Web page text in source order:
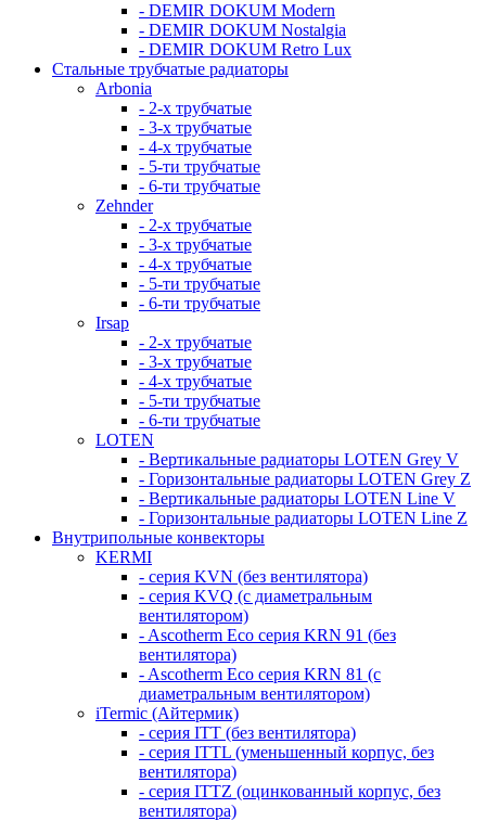
- DEMIR DOKUM Modern
- DEMIR DOKUM Nostalgia
- DEMIR DOKUM Retro Lux
Стальные трубчатые радиаторы
Arbonia
- 2-х трубчатые
- 3-х трубчатые
- 4-х трубчатые
- 5-ти трубчатые
- 6-ти трубчатые
Zehnder
- 2-х трубчатые
- 3-х трубчатые
- 4-х трубчатые
- 5-ти трубчатые
- 6-ти трубчатые
Irsap
- 2-х трубчатые
- 3-х трубчатые
- 4-х трубчатые
- 5-ти трубчатые
- 6-ти трубчатые
LOTEN
- Вертикальные радиаторы LOTEN Grey V
- Горизонтальные радиаторы LOTEN Grey Z
- Вертикальные радиаторы LOTEN Line V
- Горизонтальные радиаторы LOTEN Line Z
Внутрипольные конвекторы
KERMI
- серия KVN (без вентилятора)
- серия KVQ (с диаметральным
вентилятором)
- Ascotherm Eco серия KRN 91 (без
вентилятора)
- Ascotherm Eco серия KRN 81 (с
диаметральным вентилятором)
iTermic (Айтермик)
- серия ITT (без вентилятора)
- серия ITTL (уменьшенный корпус, без
вентилятора)
- серия ITTZ (оцинкованный корпус, без
вентилятора)